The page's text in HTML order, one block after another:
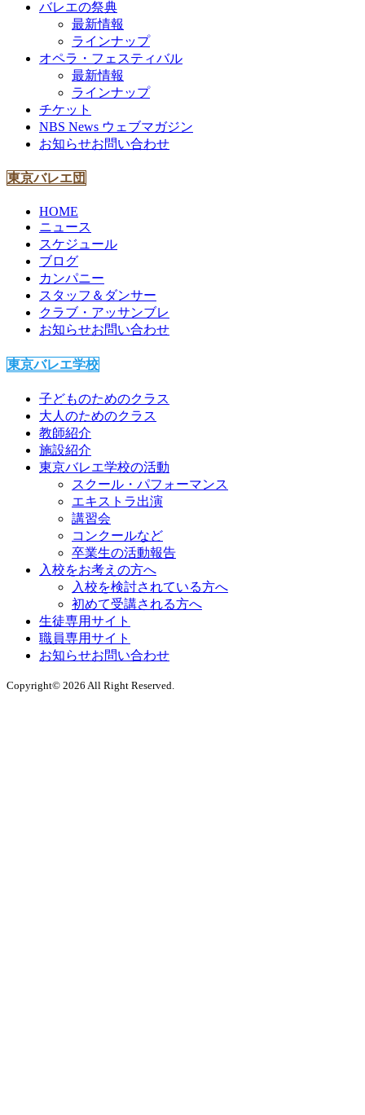
バレエの祭典
最新情報
ラインナップ
オペラ・フェスティバル
最新情報
ラインナップ
チケット
NBS News ウェブマガジン
お知らせお問い合わせ
東京バレエ団
HOME
ニュース
スケジュール
ブログ
カンパニー
スタッフ＆ダンサー
クラブ・アッサンブレ
お知らせお問い合わせ
東京バレエ学校
子どものためのクラス
大人のためのクラス
教師紹介
施設紹介
東京バレエ学校の活動
スクール・パフォーマンス
エキストラ出演
講習会
コンクールなど
卒業生の活動報告
入校をお考えの方へ
入校を検討されている方へ
初めて受講される方へ
生徒専用サイト
職員専用サイト
お知らせお問い合わせ
Copyright© 2026 All Right Reserved.